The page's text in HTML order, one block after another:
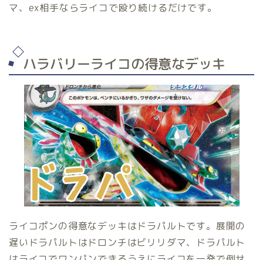
マ、ex相手ならライコで殴り続けるだけです。
ハラバリーライコの得意なデッキ
ライコポンの得意なデッキはドラパルトです。展開の
遅いドラパルトはドロンチはビリリダマ、ドラパルト